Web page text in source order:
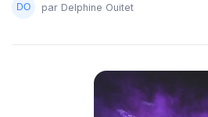
par Delphine Ouitet